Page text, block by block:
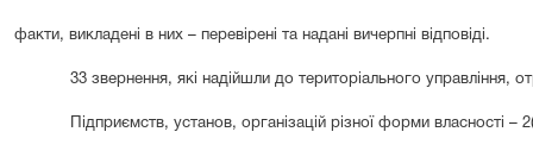
факти, викладені в них – перевірені та надані вичерпні відповіді.
33 звернення, які надійшли до територіального управління,
Підприємств, установ, організацій різної форми власності –